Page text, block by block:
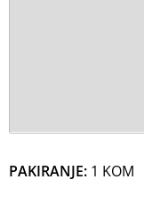
PAKIRANJE: 1 KOM